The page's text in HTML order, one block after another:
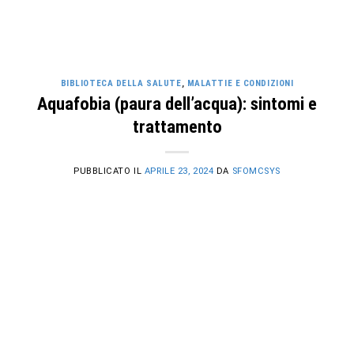
BIBLIOTECA DELLA SALUTE, MALATTIE E CONDIZIONI
Aquafobia (paura dell’acqua): sintomi e
trattamento
PUBBLICATO IL APRILE 23, 2024 DA SFOMCSYS